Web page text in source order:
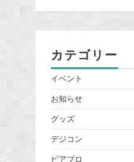
カテゴリー
イベント
お知らせ
グッズ
デジコン
ピアプロ